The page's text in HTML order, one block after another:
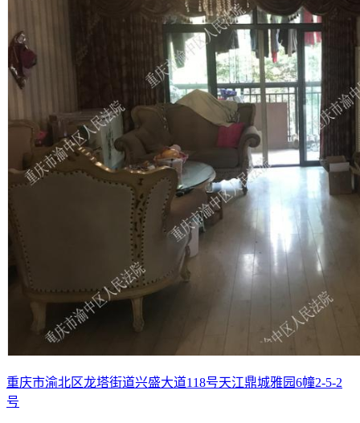
重庆市渝北区龙塔街道兴盛大道118号天江鼎城雅园6幢2-5-2
号